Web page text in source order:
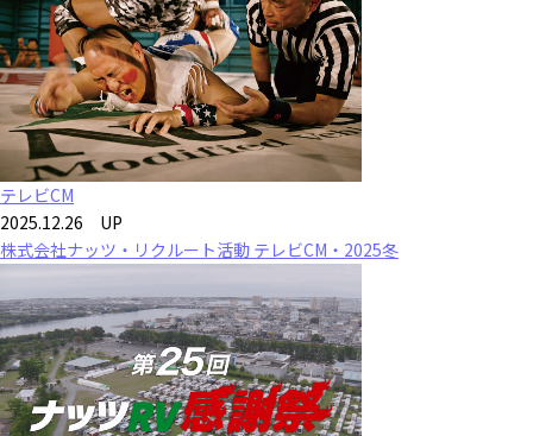
テレビCM
2025.12.26 UP
株式会社ナッツ・リクルート活動 テレビCM・2025冬